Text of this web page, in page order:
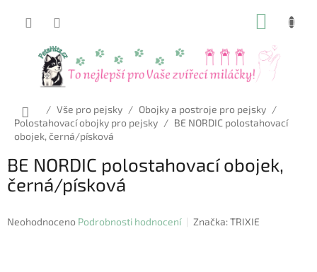
Domů
/ Vše pro pejsky / Obojky a postroje pro pejsky /
Polostahovací obojky pro pejsky / BE NORDIC polostahovací
obojek, černá/písková
BE NORDIC polostahovací obojek,
černá/písková
Průměrné
Neohodnoceno Podrobnosti hodnocení Značka:TRIXIE